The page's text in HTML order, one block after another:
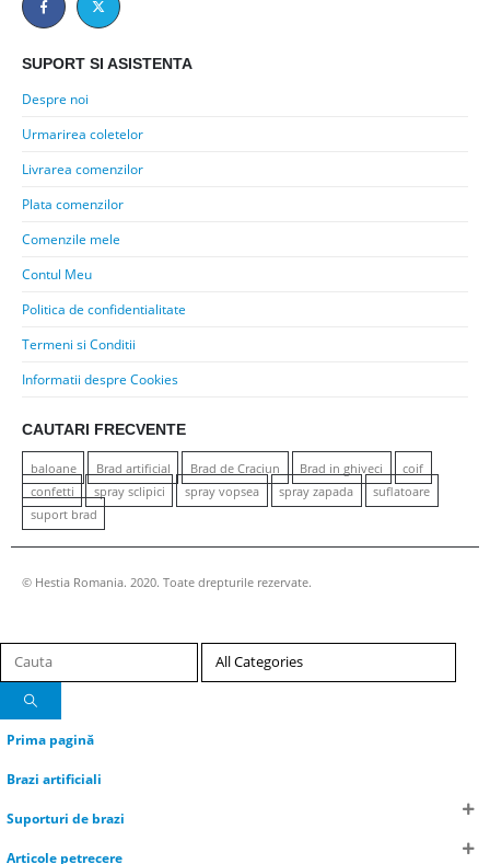
SUPORT SI ASISTENTA
Despre noi
Urmarirea coletelor
Livrarea comenzilor
Plata comenzilor
Comenzile mele
Contul Meu
Politica de confidentialitate
Termeni si Conditii
Informatii despre Cookies
CAUTARI FRECVENTE
baloane Brad artificial Brad de Craciun Brad in ghiveci
coif
confetti
spray sclipici spray vopsea spray zapada
suflatoare
suport brad
© Hestia Romania. 2020. Toate drepturile rezervate.
Prima pagină
Brazi artificiali
Suporturi de brazi
Articole petrecere